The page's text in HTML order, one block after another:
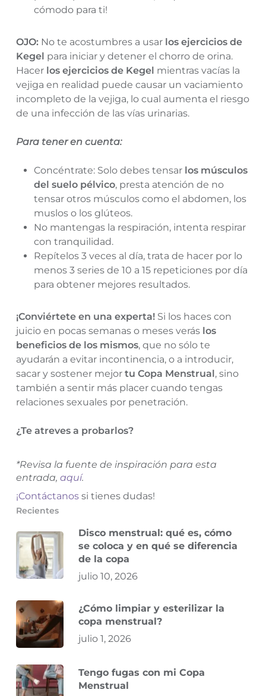
cómodo para ti!
OJO: No te acostumbres a usar los ejercicios de
Kegel para iniciar y detener el chorro de orina.
Hacer los ejercicios de Kegel mientras vacías la
vejiga en realidad puede causar un vaciamiento
incompleto de la vejiga, lo cual aumenta el riesgo
de una infección de las vías urinarias.
Para tener en cuenta:
Concéntrate: Solo debes tensar los músculos
del suelo pélvico, presta atención de no
tensar otros músculos como el abdomen, los
muslos o los glúteos.
No mantengas la respiración, intenta respirar
con tranquilidad.
Repítelos 3 veces al día, trata de hacer por lo
menos 3 series de 10 a 15 repeticiones por día
para obtener mejores resultados.
¡Conviértete en una experta!Si los haces con
juicio en pocas semanas o meses verás los
beneficios de los mismos, que no sólo te
ayudarán a evitar incontinencia, o a introducir,
sacar y sostener mejor tu Copa Menstrual, sino
también a sentir más placer cuando tengas
relaciones sexuales por penetración.
¿Te atreves a probarlos?
*Revisa la fuente de inspiración para esta
entrada, aquí.
¡Contáctanossi tienes dudas!
Recientes
Disco menstrual: qué es, cómo
se coloca y en qué se diferencia
de la copa
julio 10, 2026
¿Cómo limpiar y esterilizar la
copa menstrual?
julio 1, 2026
Tengo fugas con mi Copa
Menstrual